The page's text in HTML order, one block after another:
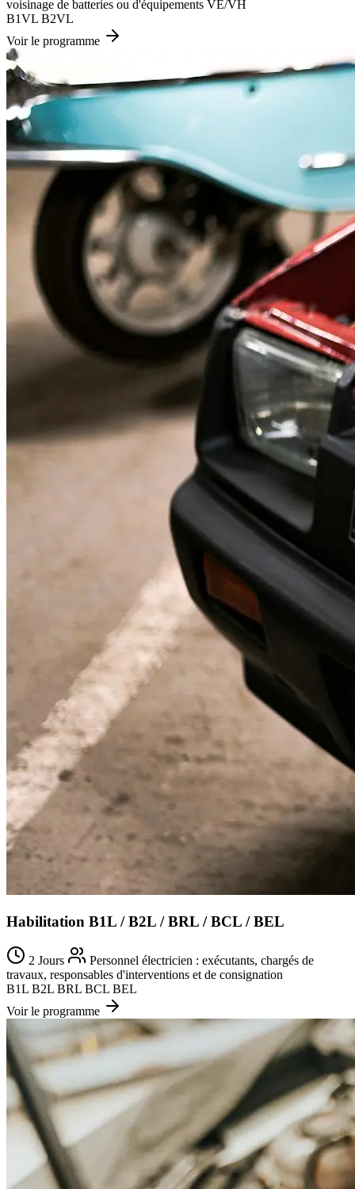
voisinage de batteries ou d'équipements VE/VH
B1VL B2VL
Voir le programme
Habilitation B1L / B2L / BRL / BCL / BEL
2 Jours
Personnel électricien : exécutants, chargés de
travaux, responsables d'interventions et de consignation
B1L B2L BRL BCL BEL
Voir le programme